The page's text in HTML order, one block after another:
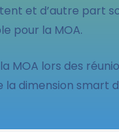
et d’autre part
pour la MOA.
MOA lors des
la dimension smart